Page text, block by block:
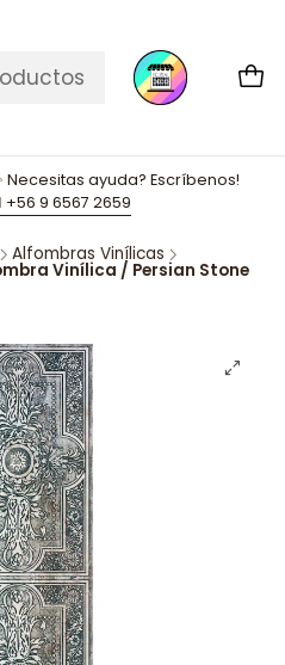
Necesitas ayuda? Escríbenos!
+56 9 6567 2659
Alfombras Vinílicas
Vinílica / Persian Stone